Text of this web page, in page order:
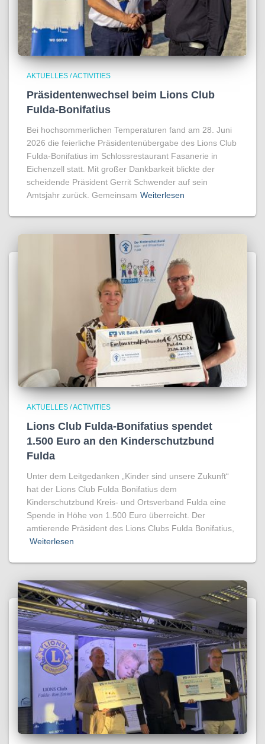
AKTUELLES / ACTIVITIES
Präsidentenwechsel beim Lions Club
Fulda-Bonifatius
Bei hochsommerlichen Temperaturen fand am 28. Juni
2026 die feierliche Präsidentenübergabe des Lions Club
Fulda-Bonifatius im Schlossrestaurant Fasanerie in
Eichenzell statt. Mit großer Dankbarkeit blickte der
scheidende Präsident Gerrit Schwender auf sein
Amtsjahr zurück. Gemeinsam Weiterlesen
AKTUELLES / ACTIVITIES
Lions Club Fulda-Bonifatius spendet
1.500 Euro an den Kinderschutzbund
Fulda
Unter dem Leitgedanken „Kinder sind unsere Zukunft“
hat der Lions Club Fulda Bonifatius dem
Kinderschutzbund Kreis- und Ortsverband Fulda eine
Spende in Höhe von 1.500 Euro überreicht. Der
amtierende Präsident des Lions Clubs Fulda Bonifatius,
Weiterlesen